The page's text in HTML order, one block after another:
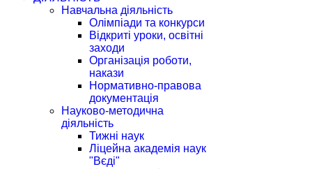
Навчальна діяльність
Олімпіади та конкурси
Відкриті уроки, освітні
заходи
Організація роботи,
накази
Нормативно-правова
документація
Науково-методична
діяльність
Тижні наук
Ліцейна академія наук
"Вєді"